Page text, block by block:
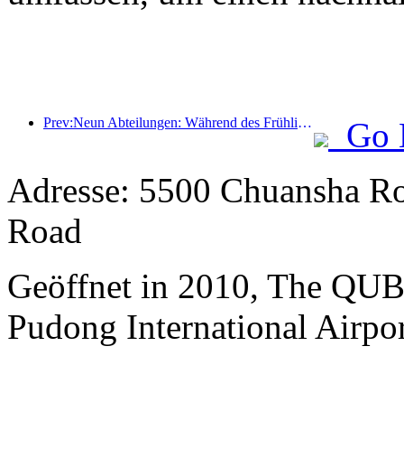
Prev:Neun Abteilungen: Während des Frühlingsfestes bieten Kettenhotels und Boutique-Gastfamilien Vorzugsleistungen an.
Go
Adresse: 5500 Chuansha
Road
Geöffnet in 2010, The
Pudong International